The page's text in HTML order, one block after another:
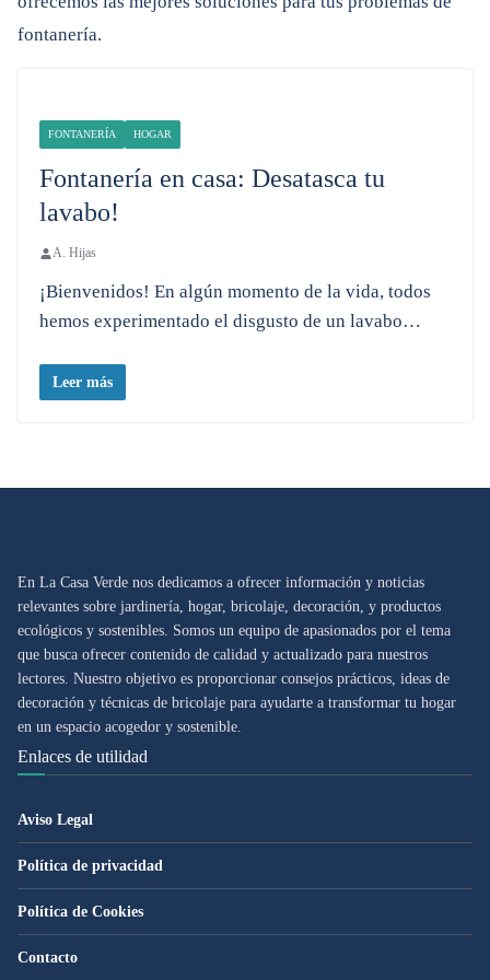
fontanería.
FONTANERÍA HOGAR
Fontanería en casa: Desatasca tu
lavabo!
A. Hijas
¡Bienvenidos! En algún momento de la vida, todos
hemos experimentado el disgusto de un lavabo…
Leer más
En La Casa Verde nos dedicamos a ofrecer información y noticias
relevantes sobre jardinería, hogar, bricolaje, decoración, y productos
ecológicos y sostenibles. Somos un equipo de apasionados por el tema
que busca ofrecer contenido de calidad y actualizado para nuestros
lectores. Nuestro objetivo es proporcionar consejos prácticos, ideas de
decoración y técnicas de bricolaje para ayudarte a transformar tu hogar
en un espacio acogedor y sostenible.
Enlaces de utilidad
Aviso Legal
Política de privacidad
Política de Cookies
Contacto